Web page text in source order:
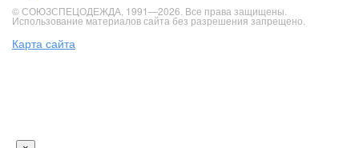
© СОЮЗСПЕЦОДЕЖДА, 1991—2026. Все права защищены.
Использование материалов сайта без разрешения запрещено.
Карта сайта